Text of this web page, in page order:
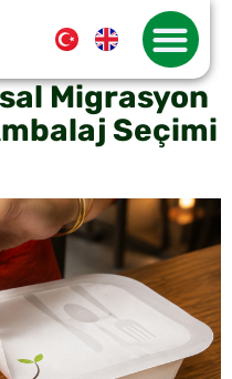
Migrasyon
Seçimi